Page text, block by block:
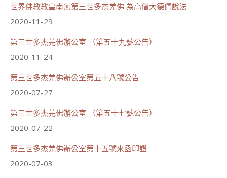
世界佛教教皇南無第三世多杰羌佛 為高僧大德們說法
2020-11-29
第三世多杰羌佛辦公室 （第五十九號公告）
2020-11-24
第三世多杰羌佛辦公室第五十八號公告
2020-07-27
第三世多杰羌佛辦公室 （第五十七號公告）
2020-07-22
第三世多杰羌佛辦公室第十五號來函印證
2020-07-03